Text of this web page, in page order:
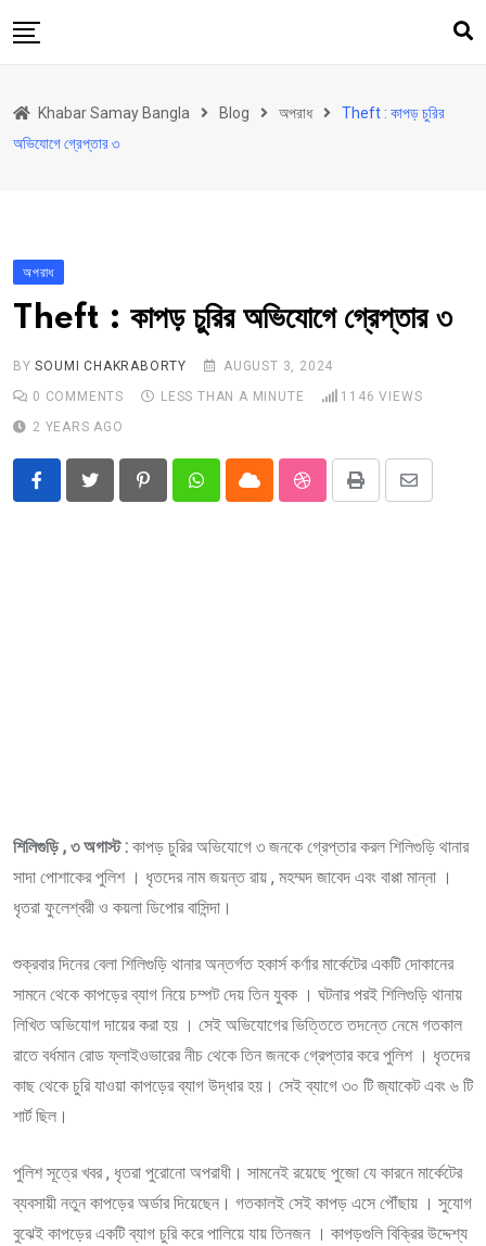
to
উত্তরবঙ্গ
আরও কিছু
Contact
Khabar Samay Hindi
Khabar Samay Bangla Blog অপরাধ
Theft : কাপড় চুরির
অভিযোগে গ্রেপ্তার ৩
অপরাধ
Theft : কাপড় চুরির অভিযোগে গ্রেপ্তার ৩
BYSOUMI CHAKRABORTY
AUGUST 3, 2024
0 COMMENTS LESS THAN A MINUTE 1146 VIEWS
2 YEARS AGO
PinterestWhatsappCloud StumbleUpon
Print
Share
শিলিগুড়ি , ৩ অগাস্ট : কাপড় চুরির অভিযোগে ৩ জনকে গ্রেপ্তার করল শিলিগুড়ি থানার
সাদা পোশাকের পুলিশ । ধৃতদের নাম জয়ন্ত রায় , মহম্মদ জাবেদ এবং বাপ্পা মান্না ।
ধৃতরা ফুলেশ্বরী ও কয়লা ডিপোর বাসিন্দা।
শুক্রবার দিনের বেলা শিলিগুড়ি থানার অন্তর্গত হকার্স কর্ণার মার্কেটের একটি দোকানের
সামনে থেকে কাপড়ের ব্যাগ নিয়ে চম্পট দেয় তিন যুবক । ঘটনার পরই শিলিগুড়ি থানায়
লিখিত অভিযোগ দায়ের করা হয় । সেই অভিযোগের ভিত্তিতে তদন্তে নেমে গতকাল
রাতে বর্ধমান রোড ফ্লাইওভারের নীচ থেকে তিন জনকে গ্রেপ্তার করে পুলিশ । ধৃতদের
কাছ থেকে চুরি যাওয়া কাপড়ের ব্যাগ উদ্ধার হয়। সেই ব্যাগে ৩০ টি জ্যাকেট এবং ৬ টি
শার্ট ছিল।
পুলিশ সূত্রে খবর , ধৃতরা পুরোনো অপরাধী। সামনেই রয়েছে পুজো যে কারনে মার্কেটের
ব্যবসায়ী নতুন কাপড়ের অর্ডার দিয়েছেন। গতকালই সেই কাপড় এসে পৌঁছায় । সুযোগ
বুঝেই কাপড়ের একটি ব্যাগ চুরি করে পালিয়ে যায় তিনজন । কাপড়গুলি বিক্রির উদ্দেশ্য